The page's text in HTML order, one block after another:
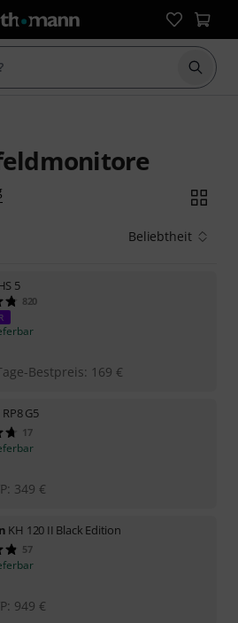
Suche
Beliebtheit
5
820
Bestpreis: 169 €
G5
17
349 €
KH 120 II Black Edition
57
949 €